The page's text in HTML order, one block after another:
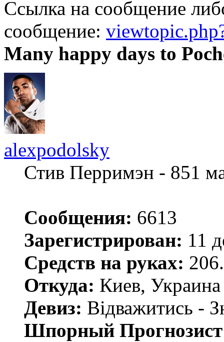
Ссылка на сообщение
сообщение:
Many happy days to
alexpodolsky
Стив Перримэн - 851
Сообщения: 6613
Зарегистрирован: 11
Средств на руках:
Откуда: Киев, Украина
Девиз: Відважитись -
Шпорный